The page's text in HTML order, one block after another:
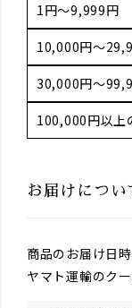
お届けについ
商品のお届け日
ヤマト運輸のク
1円～9,999円
10,000円～
30,000円～
100,000円以上